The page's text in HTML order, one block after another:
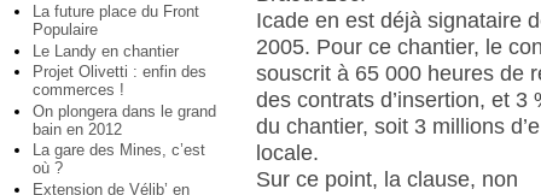
La future place du Front
Populaire
Le Landy en chantier
Projet Olivetti : enfin des
commerces !
On plongera dans le grand
bain en 2012
La gare des Mines, c’est
où ?
Extension de Vélib’ en
Icade en est déjà signataire
2005. Pour ce chantier, le
souscrit à 65 000 heures de
des contrats d’insertion, et 3
du chantier, soit 3 millions
locale.
Sur ce point, la clause, non